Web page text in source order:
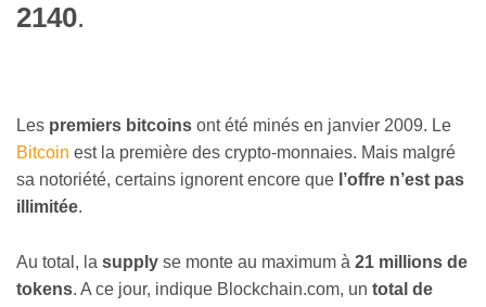
2140.
Les premiers bitcoins ont été minés en janvier 2009. Le
Bitcoin est la première des crypto-monnaies. Mais malgré
sa notoriété, certains ignorent encore que l’offre n’est pas
illimitée.
Au total, la supply se monte au maximum à 21 millions de
tokens. A ce jour, indique Blockchain.com, un total de